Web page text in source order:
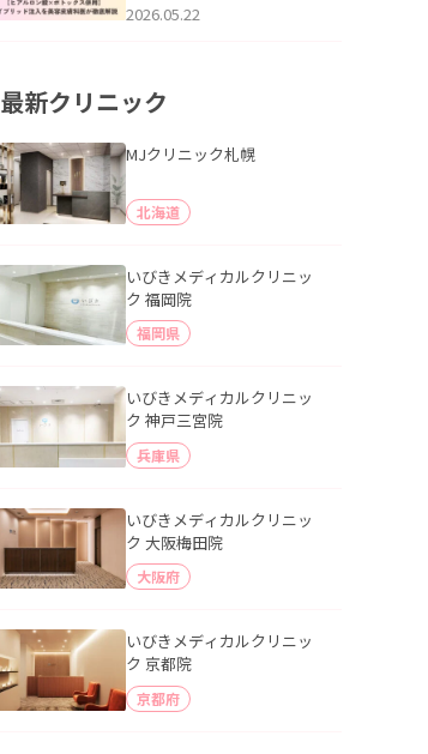
用】ハイブリッド注入を美
2026.05.22
最新クリニック
MJクリニック札幌
北海道
いびきメディカルクリニッ
ク 福岡院
福岡県
いびきメディカルクリニッ
ク 神戸三宮院
兵庫県
いびきメディカルクリニッ
ク 大阪梅田院
大阪府
いびきメディカルクリニッ
ク 京都院
京都府